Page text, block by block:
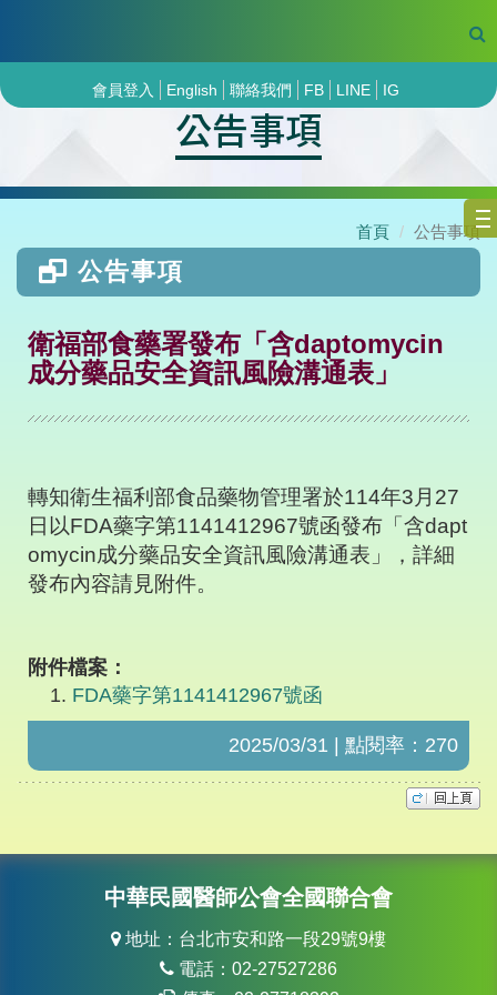
會員登入 English 聯絡我們 FB LINE IG
公告事項
首頁 公告事項
公告事項
衛福部食藥署發布「含daptomycin
成分藥品安全資訊風險溝通表」
轉知衛生福利部食品藥物管理署於114年3 月 27
日以FDA藥字第1141412967號函發布「含dapt
omycin成分藥品安全資訊風險溝通表」，詳細
發布內容請見附件。
附件檔案：
FDA藥字第1141412967號函
2025/03/31 | 點閱率：270
中華民國醫師公會全國聯合會
地址：台北市安和路一段29號9樓
電話：02-27527286